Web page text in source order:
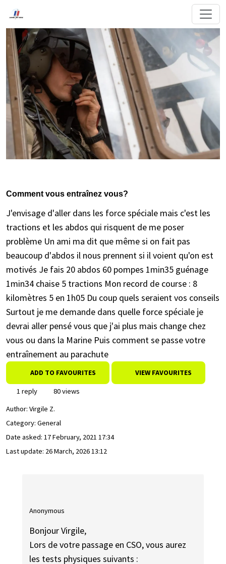
Comment vous entraînez vous?
J'envisage d'aller dans les force spéciale mais c'est les
tractions et les abdos qui risquent de me poser
problème Un ami ma dit que même si on fait pas
beaucoup d'abdos il nous prennent si il voient qu'on est
motivés Je fais 20 abdos 60 pompes 1min35 guénage
1min34 chaise 5 tractions Mon record de course : 8
kilomètres 5 en 1h05 Du coup quels seraient vos conseils
Surtout je me demande dans quelle force spéciale je
devrai aller pensé vous que j'ai plus mais change chez
vous ou dans la Marine Puis comment se passe votre
entraînement au parachute
ADD TO FAVOURITES VIEW FAVOURITES
1 reply
80 views
Author: Virgile Z.
Category: General
Date asked: 17 February, 2021 17:34
Last update: 26 March, 2026 13:12
Anonymous
Bonjour Virgile,
Lors de votre passage en CSO, vous aurez
les tests physiques suivants :